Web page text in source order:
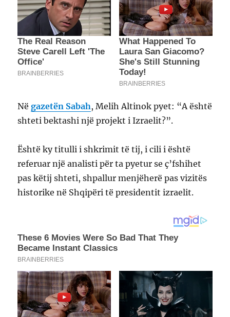
Nëgazetën Sabah, Melih Altinok pyet: “A është
shteti bektashi një projekt i Izraelit?”.
Është ky titulli i shkrimit të tij, i cili i është
referuar një analisti për ta pyetur se ç’fshihet
pas këtij shteti, shpallur menjëherë pas vizitës
historike në Shqipëri të presidentit izraelit.